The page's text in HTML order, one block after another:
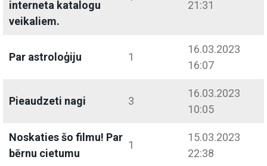
interneta katalogu
veikaliem.
21:31
Par astroloģiju 1
16.03.2023
16:07
Pieaudzeti nagi 3
16.03.2023
10:05
Noskaties šo filmu! Par
bērnu cietumu
1
15.03.2023
22:38